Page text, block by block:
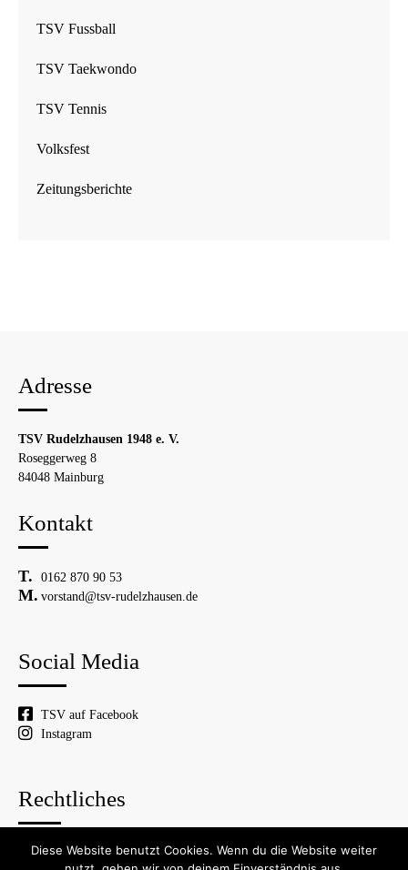
TSV Fussball
TSV Taekwondo
TSV Tennis
Volksfest
Zeitungsberichte
Adresse
TSV Rudelzhausen 1948 e. V.
Roseggerweg 8
84048 Mainburg
Kontakt
0162 870 90 53
vorstand@tsv-rudelzhausen.de
Social Media
TSV auf Facebook
Instagram
Rechtliches
© 2026 TSV Rudelzhausen
Diese Website benutzt Cookies. Wenn du die Website weiter